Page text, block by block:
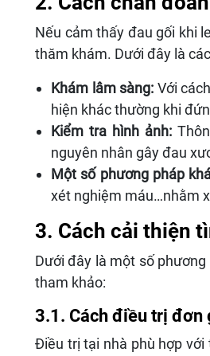
Nếu cảm thấy đau gối khi
thăm khám. Dưới đây là
Khám lâm sàng: Với
hiện khác thường khi
Kiểm tra hình ảnh:
nguyên nhân gây đau
Một số phương pháp
xét nghiệm máu…nhằm
3. Cách cải thiện
Dưới đây là một số
tham khảo:
3.1. Cách điều trị đơn
Điều trị tại nhà phù hợp với